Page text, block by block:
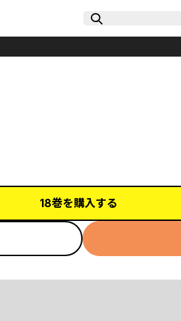
18巻を購入する